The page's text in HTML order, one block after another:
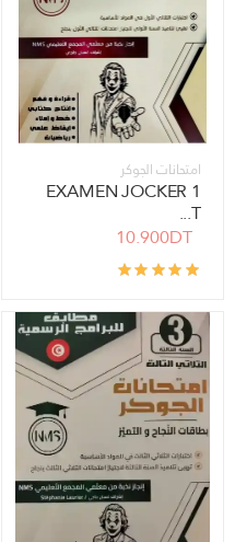
امتحانات الجوكر
EXAMEN JOCKER 1
T...
10.900DT